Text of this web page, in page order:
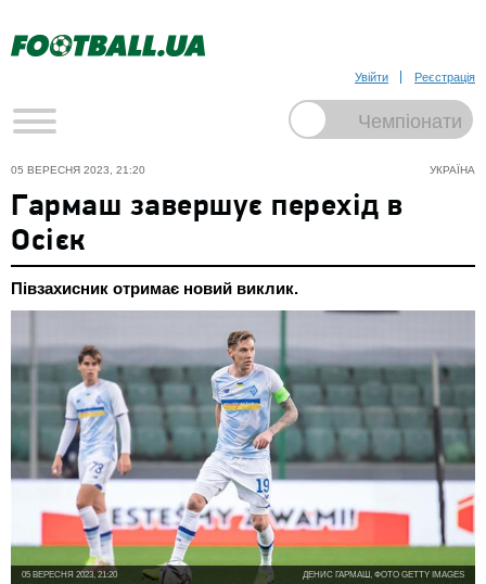
Увійти Реєстрація
УКРАЇНА
05 ВЕРЕСНЯ 2023, 21:20
Гармаш завершує перехід в
Осієк
Півзахисник отримає новий виклик.
ДЕНИС ГАРМАШ, ФОТО GETTY IMAGES
05 ВЕРЕСНЯ 2023, 21:20